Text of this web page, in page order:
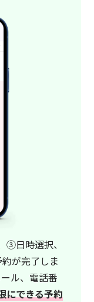
日時選択、
が完了しま
ル、電話番
にできる予約